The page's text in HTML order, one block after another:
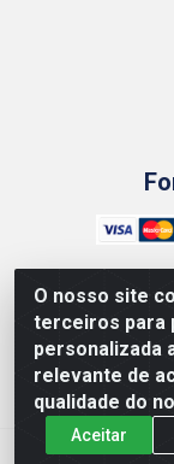
O nosso site
terceiros para
personalizada
relevante de
qualidade do
Aceitar
Kgmlan
Rua Pedro de